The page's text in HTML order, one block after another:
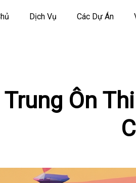
Dịch Vụ Các Dự Án
Ôn